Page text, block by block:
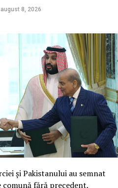
august 8, 2026
și Pakistanului au semnat
comună fără precedent,